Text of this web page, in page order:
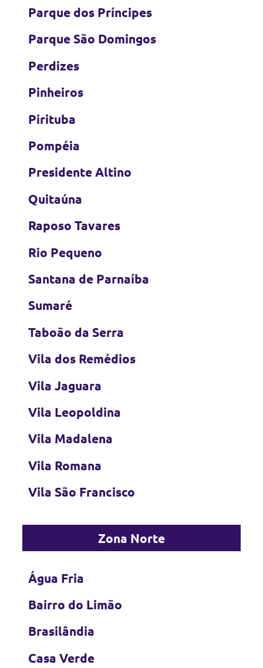
Parque dos Príncipes
Parque São Domingos
Perdizes
Pinheiros
Pirituba
Pompéia
Presidente Altino
Quitaúna
Raposo Tavares
Rio Pequeno
Santana de Parnaíba
Sumaré
Taboão da Serra
Vila dos Remédios
Vila Jaguara
Vila Leopoldina
Vila Madalena
Vila Romana
Vila São Francisco
Zona Norte
Água Fria
Bairro do Limão
Brasilândia
Casa Verde